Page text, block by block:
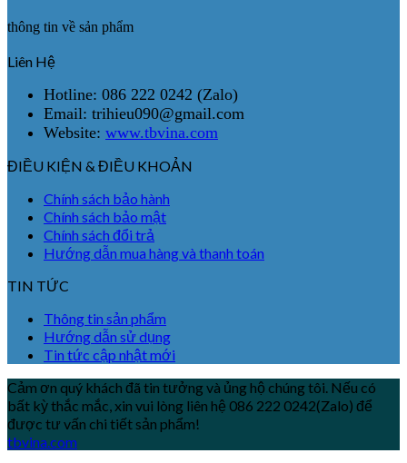
thông tin về sản phẩm
Liên Hệ
Hotline: 086 222 0242 (Zalo)
Email: trihieu090@gmail.com
Website: www.tbvina.com
ĐIỀU KIỆN & ĐIỀU KHOẢN
Chính sách bảo hành
Chính sách bảo mật
Chính sách đổi trả
Hướng dẫn mua hàng và thanh toán
TIN TỨC
Thông tin sản phẩm
Hướng dẫn sử dụng
Tin tức cập nhật mới
Cảm ơn quý khách đã tin tưởng và ủng hộ chúng tôi. Nếu có
bất kỳ thắc mắc, xin vui lòng liên hệ 086 222 0242(Zalo) để
được tư vấn chi tiết sản phẩm!
tbvina.com